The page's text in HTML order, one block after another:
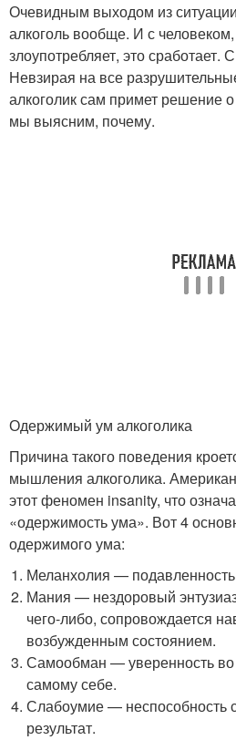
Очевидным выходом из
алкоголь вообще. И с
злоупотребляет, это сработает.
Невзирая на все
алкоголик сам примет решение
мы выясним, почему.
Одержимый ум алкоголика
Причина такого поведения
мышления алкоголика.
этот феномен insanity, что
«одержимость ума». Вот 4
одержимого ума:
Меланхолия — подавленность
Мания — нездоровый
чего-либо, сопровождается
возбужденным состоянием.
Самообман — уверенность
самому себе.
Слабоумие — неспособность
результат.